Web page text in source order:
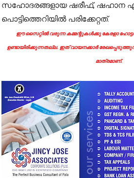
സഹോദരങ്ങളായ ഷരീഫ്, ഷഹാന
പൊട്ടിത്തെറിയിൽ പരിക്കേറ്റത്.
ഈ സൈറ്റിൽ വരുന്ന കമ്മന്റുകൾക്കു കേരളാ
ഉണ്ടായിരിക്കുന്നതല്ല. ഇത് വായനക്കാർ
മാത്രമാണ്.